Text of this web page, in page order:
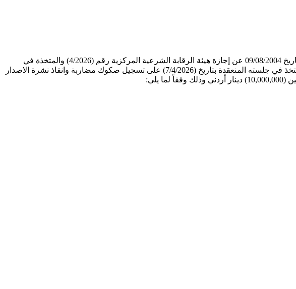
تعلن شركة بندار للتمويل الاسلامي المساهمة العامة المحدودة المسجلة لدى وزارة الصناعة والتجارة تحت رقم (351) تاريخ 09/08/2004 عن إجازة هيئة الرقابة الشرعية المركزية رقم (4/2026) والمتخذة في
جلستها المؤرخة بتاريخ 31/3/2026 و1/4/2026 وعن موافقة مجلس مفوضي هيئة الأوراق المالية بقراره رقم (4/2026) المتخذ في جلسته المنعقدة بتاريخ (7/4/2026) على تسجيل صكوك مضاربة وانفاذ نشرة الاصدار